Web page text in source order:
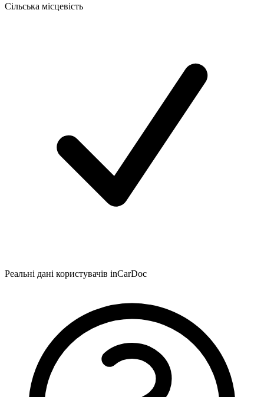
Сільська місцевість
Реальні дані користувачів inCarDoc